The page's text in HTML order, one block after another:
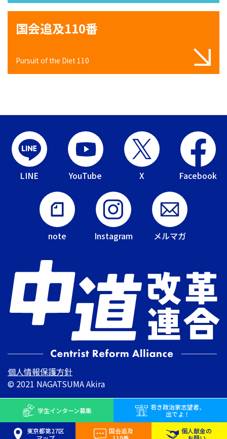
国会追及110番
Pursuit of the Diet 110
LINE YouTube X Facebook
note Instagram メルマガ
個人情報保護方針
© 2021 NAGATSUMA Akira
学生インターン募集 若き政治家志望者、
出でよ！
東京都第27区
国会追及
個人献金の